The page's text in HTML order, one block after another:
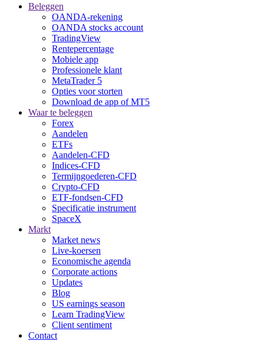
Beleggen
OANDA-rekening
OANDA stocks account
TradingView
Rentepercentage
Mobiele app
Professionele klant
MetaTrader 5
Opties voor storten
Download de app of MT5
Waar te beleggen
Forex
Aandelen
ETFs
Aandelen-CFD
Indices-CFD
Termijngoederen-CFD
Crypto-CFD
ETF-fondsen-CFD
Specificatie instrument
SpaceX
Markt
Market news
Live-koersen
Economische agenda
Corporate actions
Updates
Blog
US earnings season
Learn TradingView
Client sentiment
Contact